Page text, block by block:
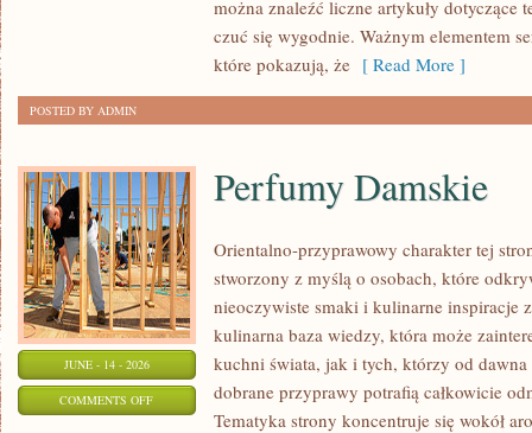
można znaleźć liczne artykuły dotyczące
czuć się wygodnie. Ważnym elementem
które pokazują, że [ Read More ]
POSTED BY ADMIN
JUNE - 14 - 2026
COMMENTS OFFON
Perfumy Damskie
Orientalno-przyprawowy charakter tej
stworzony z myślą o osobach, które
nieoczywiste smaki i kulinarne inspiracje
kulinarna baza wiedzy, która może
kuchni świata, jak i tych, którzy od
dobrane przyprawy potrafią całkowicie
Tematyka strony koncentruje się wokół